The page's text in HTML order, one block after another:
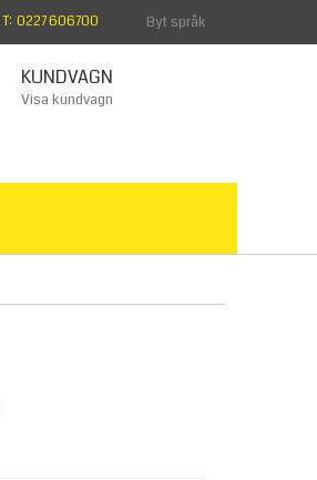
Byt språk
T: 0227 606700
KUNDVAGN
Visa kundvagn